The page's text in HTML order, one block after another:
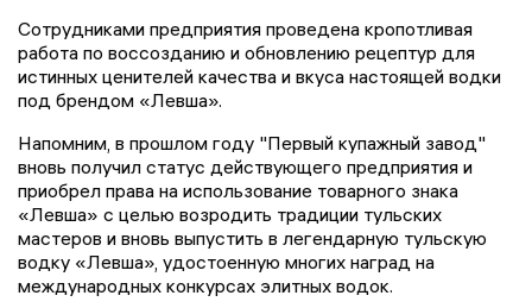
Сотрудниками предприятия проведена кропотливая
работа по воссозданию и обновлению рецептур для
истинных ценителей качества и вкуса настоящей водки
под брендом «Левша».
Напомним, в прошлом году "Первый купажный завод"
вновь получил статус действующего предприятия и
приобрел права на использование товарного знака
«Левша» с целью возродить традиции тульских
мастеров и вновь выпустить в легендарную тульскую
водку «Левша», удостоенную многих наград на
международных конкурсах элитных водок.